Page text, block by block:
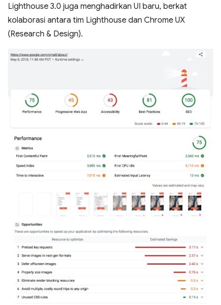
Lighthouse 3.0 juga menghadirkan UI baru, berkat
kolaborasi antara tim Lighthouse dan Chrome UX
(Research & Design).